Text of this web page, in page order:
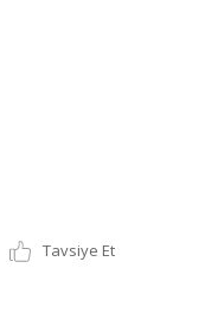
Tavsiye Et